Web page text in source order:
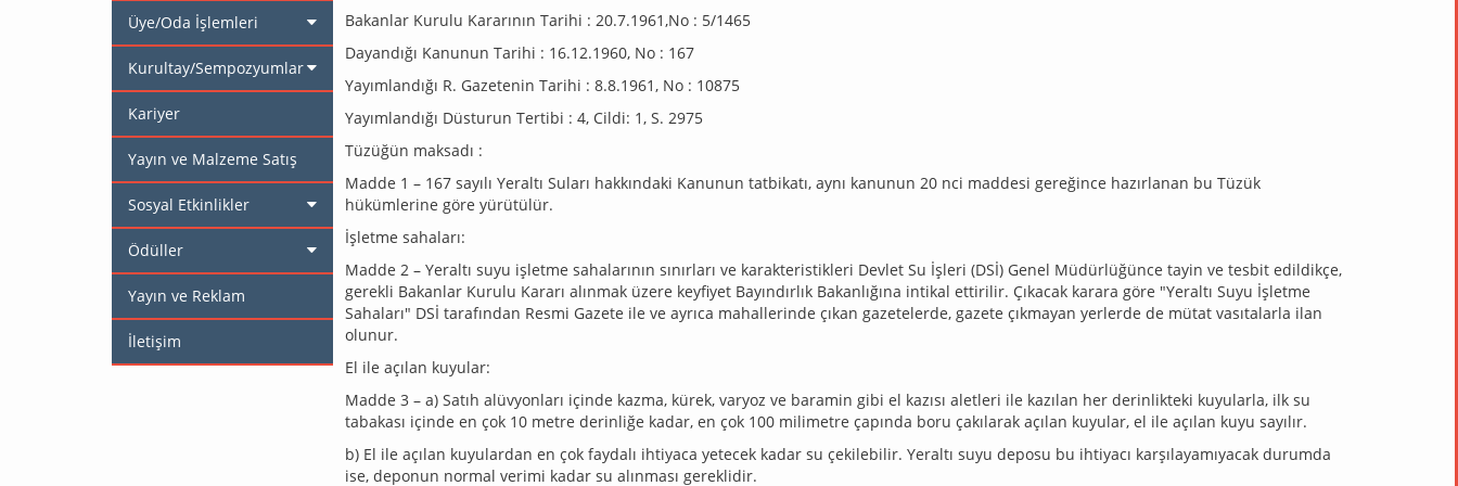
Üye/Oda İşlemleri
Kurultay/Sempozyumlar
Kariyer
Yayın ve Malzeme Satış
Sosyal Etkinlikler
Ödüller
Yayın ve Reklam
İletişim
Bakanlar Kurulu Kararının Tarihi : 20.7.1961,No : 5/1465
Dayandığı Kanunun Tarihi : 16.12.1960, No : 167
Yayımlandığı R. Gazetenin Tarihi : 8.8.1961, No : 10875
Yayımlandığı Düsturun Tertibi : 4, Cildi: 1, S. 2975
Tüzüğün maksadı :
Madde 1 – 167 sayılı Yeraltı Suları hakkındaki Kanunun tatbikatı, aynı kanunun 20 nci maddesi gereğince hazırlanan bu Tüzük
hükümlerine göre yürütülür.
İşletme sahaları:
Madde 2 – Yeraltı suyu işletme sahalarının sınırları ve karakteristikleri Devlet Su İşleri (DSİ) Genel Müdürlüğünce tayin ve tesbit edildikçe,
gerekli Bakanlar Kurulu Kararı alınmak üzere keyfiyet Bayındırlık Bakanlığına intikal ettirilir. Çıkacak karara göre "Yeraltı Suyu İşletme
Sahaları" DSİ tarafından Resmi Gazete ile ve ayrıca mahallerinde çıkan gazetelerde, gazete çıkmayan yerlerde de mütat vasıtalarla ilan
olunur.
El ile açılan kuyular:
Madde 3 – a) Satıh alüvyonları içinde kazma, kürek, varyoz ve baramin gibi el kazısı aletleri ile kazılan her derinlikteki kuyularla, ilk su
tabakası içinde en çok 10 metre derinliğe kadar, en çok 100 milimetre çapında boru çakılarak açılan kuyular, el ile açılan kuyu sayılır.
b) El ile açılan kuyulardan en çok faydalı ihtiyaca yetecek kadar su çekilebilir. Yeraltı suyu deposu bu ihtiyacı karşılayamıyacak durumda
ise, deponun normal verimi kadar su alınması gereklidir.